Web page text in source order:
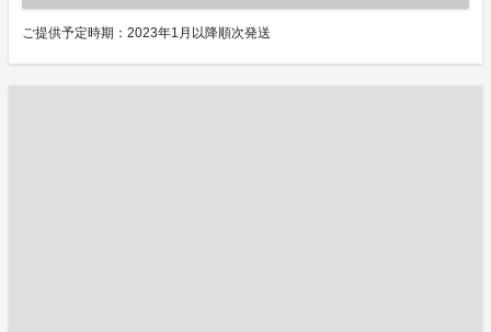
ご提供予定時期：2023年1月以降順次発送